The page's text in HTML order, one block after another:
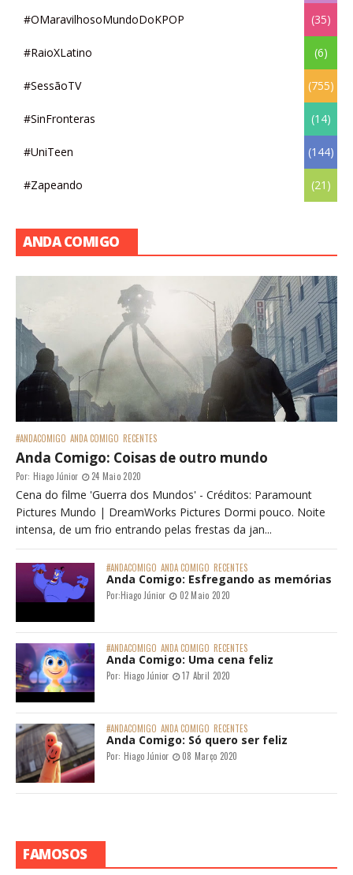
#OMaravilhosoMundoDoKPOP (35)
#RaioXLatino (6)
#SessãoTV (755)
#SinFronteras (14)
#UniTeen (144)
#Zapeando (21)
ANDA COMIGO
#ANDACOMIGO ANDA COMIGO RECENTES
Anda Comigo: Coisas de outro mundo
Por: Hiago Júnior 24 Maio 2020
Cena do filme 'Guerra dos Mundos' - Créditos: Paramount
Pictures Mundo | DreamWorks Pictures Dormi pouco. Noite
intensa, de um frio entrando pelas frestas da jan...
#ANDACOMIGO ANDA COMIGO RECENTES
Anda Comigo: Esfregando as memórias
Por:Hiago Júnior 02 Maio 2020
#ANDACOMIGO ANDA COMIGO RECENTES
Anda Comigo: Uma cena feliz
Por: Hiago Júnior 17 Abril 2020
#ANDACOMIGO ANDA COMIGO RECENTES
Anda Comigo: Só quero ser feliz
Por: Hiago Júnior 08 Março 2020
FAMOSOS